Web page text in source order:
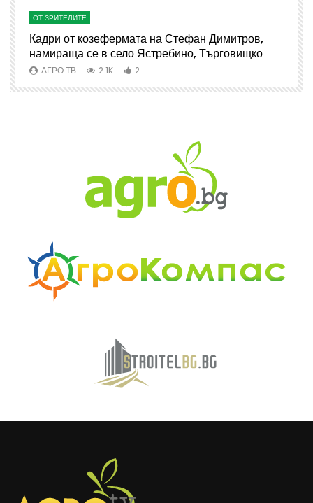
ОТ ЗРИТЕЛИТЕ
Кадри от козефермата на Стефан Димитров,
намираща се в село Ястребино, Търговищко
АГРО ТВ 2.1K 2